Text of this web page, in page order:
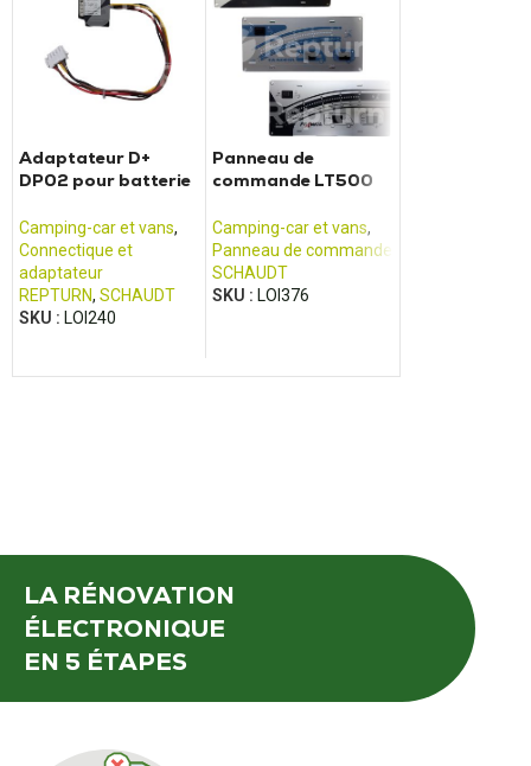
Adaptateur D+
DP02 pour batterie
Camping-car et vans,
Connectique et
adaptateur
REPTURN, SCHAUDT
SKU : LOI240
Panneau de
commande LT500
FRANKIA
Camping-car et vans,
Panneau de commande
SCHAUDT
SKU : LOI376
LA RÉNOVATION
ÉLECTRONIQUE
EN 5 ÉTAPES